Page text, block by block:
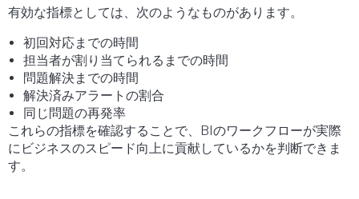
有効な指標としては、次のようなものがあります。
初回対応までの時間
担当者が割り当てられるまでの時間
問題解決までの時間
解決済みアラートの割合
同じ問題の再発率
これらの指標を確認することで、BIのワークフローが実際
にビジネスのスピード向上に貢献しているかを判断できま
す。